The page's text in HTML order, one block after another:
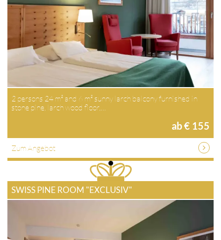
2 persons 24 m² and 6 m² sunny larch balcony furnished in
stone pine, larch wood floor,…
ab € 155
Zum Angebot
SWISS PINE ROOM "EXCLUSIV"